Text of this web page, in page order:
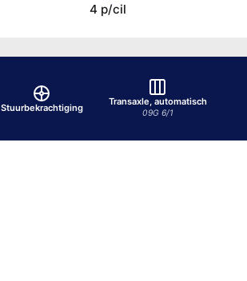
4 p/cil
Stuurbekrachtiging
Transaxle, automatisch
09G 6/1